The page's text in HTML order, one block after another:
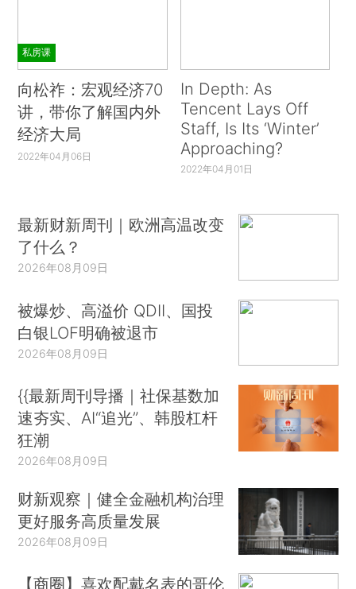
私房课
向松祚：宏观经济70
讲，带你了解国内外
经济大局
2022年04月06日
In Depth: As
Tencent Lays Off
Staff, Is Its ‘Winter’
Approaching?
2022年04月01日
最新财新周刊｜欧洲高温改变
了什么？
2026年08月09日
被爆炒、高溢价 QDII、国投
白银LOF明确被退市
2026年08月09日
{{最新周刊导播｜社保基数加
速夯实、AI“追光”、韩股杠杆
狂潮
2026年08月09日
财新观察｜健全金融机构治理
更好服务高质量发展
2026年08月09日
【商圈】喜欢配戴名表的哥伦